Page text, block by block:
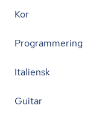
Kor
Programmering
Italiensk
Guitar